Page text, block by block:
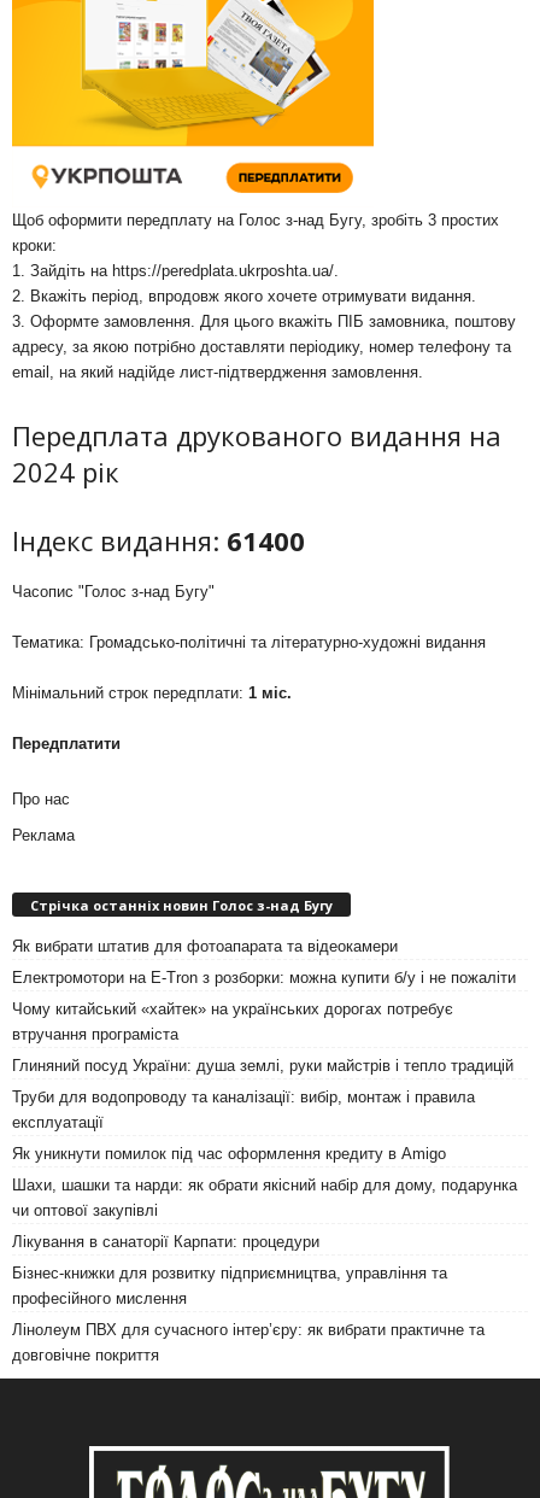
Щоб оформити передплату на Голос з-над Бугу, зробіть 3 простих
кроки:
1. Зайдіть на https://peredplata.ukrposhta.ua/
2. Вкажіть період, впродовж якого хочете отримувати видання.
3. Оформте замовлення. Для цього вкажіть ПІБ замовника, поштову
адресу, за якою потрібно доставляти періодику, номер телефону та
email, на який надійде лист-підтвердження замовлення.
Передплата друкованого видання на
2024 рік
Індекс видання: 61400
Часопис "Голос з-над Бугу"
Тематика: Громадсько-політичні та літературно-художні видання
Мінімальний строк передплати: 1 міс.
Передплатити
Про нас
Реклама
Стрічка останніх новин Голос з-над Бугу
Як вибрати штатив для фотоапарата та відеокамери
Електромотори на E-Tron з розборки: можна купити б/у і не пожаліти
Чому китайський «хайтек» на українських дорогах потребує
втручання програміста
Глиняний посуд України: душа землі, руки майстрів і тепло традицій
Труби для водопроводу та каналізації: вибір, монтаж і правила
експлуатації
Як уникнути помилок під час оформлення кредиту в Amigo
Шахи, шашки та нарди: як обрати якісний набір для дому, подарунка
чи оптової закупівлі
Лікування в санаторії Карпати: процедури
Бізнес-книжки для розвитку підприємництва, управління та
професійного мислення
Лінолеум ПВХ для сучасного інтер’єру: як вибрати практичне та
довговічне покриття